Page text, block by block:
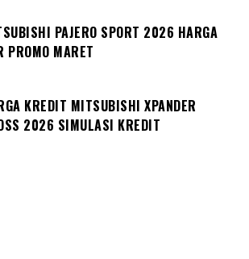
PAJERO SPORT 2026 HARGA
PROMO MARET
KREDIT MITSUBISHI XPANDER
2026 SIMULASI KREDIT